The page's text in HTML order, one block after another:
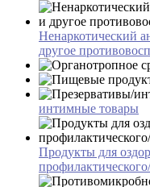
Ненаркотический
другое
интимные товары
Продукты для